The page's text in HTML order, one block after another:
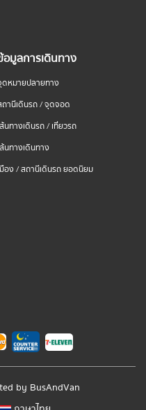
อมูลการเดินทาง
หมายปลายทาง
านีเดินรถ / จุดจอด
ส้นทางเดินรถ / เที่ยวรถ
ส้นทางเดินทาง
มือง / สถานีเดินรถ ยอดนิยม
by BusAndVan